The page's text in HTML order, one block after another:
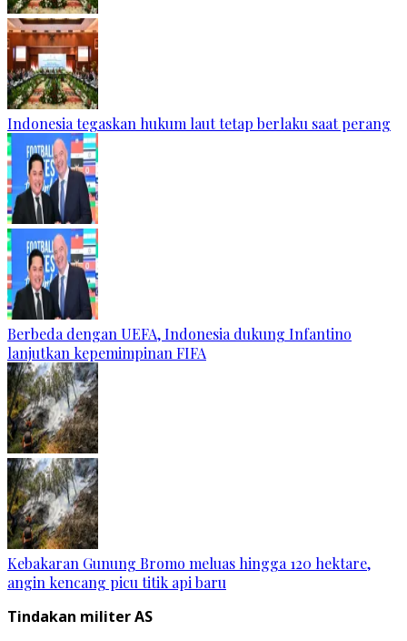
Indonesia tegaskan hukum laut tetap berlaku saat perang
Berbeda dengan UEFA, Indonesia dukung Infantino
lanjutkan kepemimpinan FIFA
Kebakaran Gunung Bromo meluas hingga 120 hektare,
angin kencang picu titik api baru
Tindakan militer AS